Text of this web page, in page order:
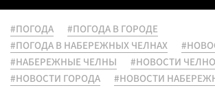
#ПОГОДА
#ПОГОДА В ГОРОДЕ
#ПОГОДА В НАБЕРЕЖНЫХ ЧЕЛНАХ
#НАБЕРЕЖНЫЕ ЧЕЛНЫ
#НОВОСТИ
#НОВОСТИ ГОРОДА
#НОВОСТИ